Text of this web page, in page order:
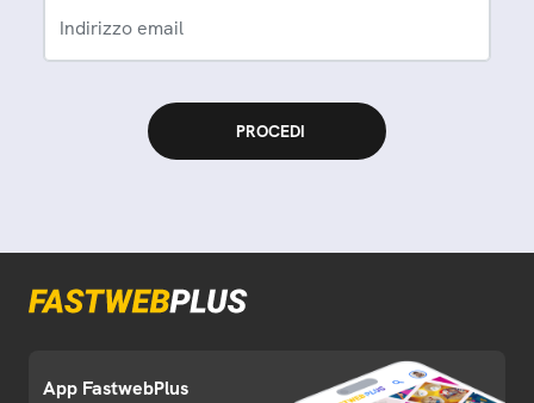
Indirizzo email
App FastwebPlus